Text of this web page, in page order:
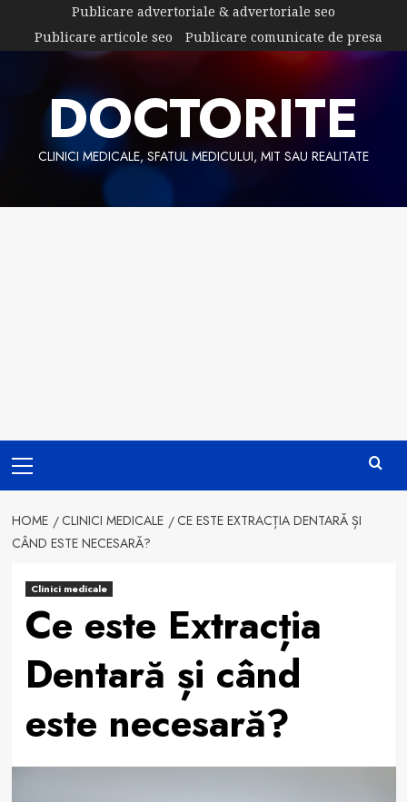
content
Publicare advertoriale & advertoriale seo
Publicare articole seo
Publicare comunicate de presa
DOCTORITE
CLINICI MEDICALE, SFATUL MEDICULUI, MIT SAU REALITATE
Menu
HOME CLINICI MEDICALE
CE ESTE EXTRACȚIA DENTARĂ ȘI
CÂND ESTE NECESARĂ?
Clinici medicale
Ce este Extracția
Dentară și când
este necesară?